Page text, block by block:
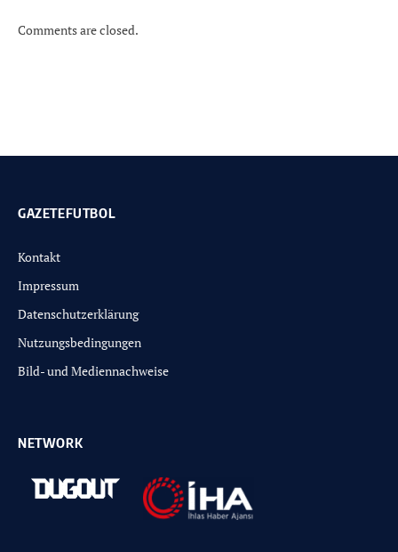
Comments are closed.
GAZETEFUTBOL
Kontakt
Impressum
Datenschutzerklärung
Nutzungsbedingungen
Bild- und Mediennachweise
NETWORK